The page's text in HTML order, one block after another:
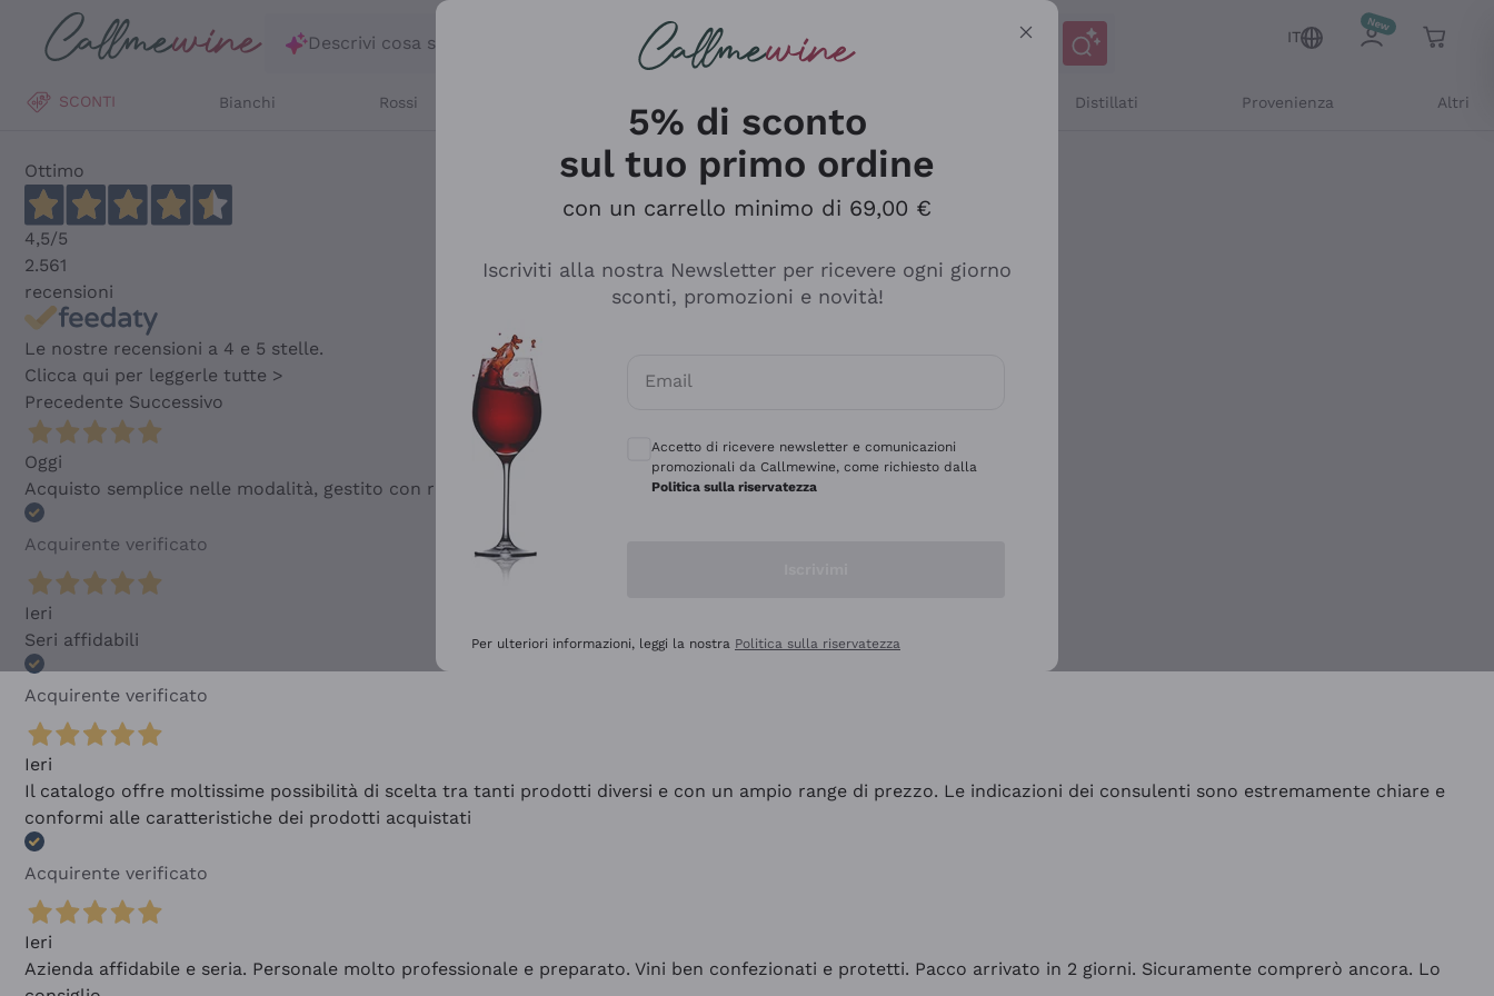
Salta al contenuto principale
Descrivi cosa stai cercando
IT
SCONTI Bianchi Rossi Distillati Provenienza Altri
Ottimo
4,5/5
2.561
recensioni
Le nostre recensioni a 4 e 5 stelle.
Clicca qui per leggerle tutte >
Precedente Successivo
Oggi
Acquisto semplice nelle modalità, gestito con rapidità e professionalità
Acquirente verificato
Ieri
Seri affidabili
Acquirente verificato
Ieri
Il catalogo offre moltissime possibilità di scelta tra tanti prodotti diversi e con un ampio range di prezzo. Le indicazioni dei consulenti sono estremamente chiare e
conformi alle caratteristiche dei prodotti acquistati
Acquirente verificato
Ieri
Azienda affidabile e seria. Personale molto professionale e preparato. Vini ben confezionati e protetti. Pacco arrivato in 2 giorni. Sicuramente comprerò ancora. Lo
5% di sconto
sul tuo primo ordine
con un carrello minimo di 69,00 €
Iscriviti alla nostra Newsletter per ricevere ogni giorno
sconti, promozioni e novità!
Email
Accetto di ricevere newsletter e comunicazioni
promozionali da Callmewine, come richiesto dalla
Politica sulla riservatezza
Per ulteriori informazioni, leggi la nostra Politica sulla riservatezza